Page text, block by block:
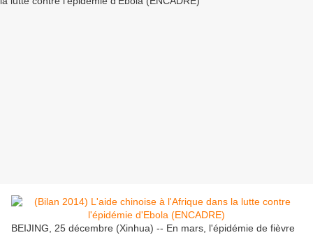
BEIJING, 25 décembre (Xinhua) -- En mars, l'épidémie de fièvre